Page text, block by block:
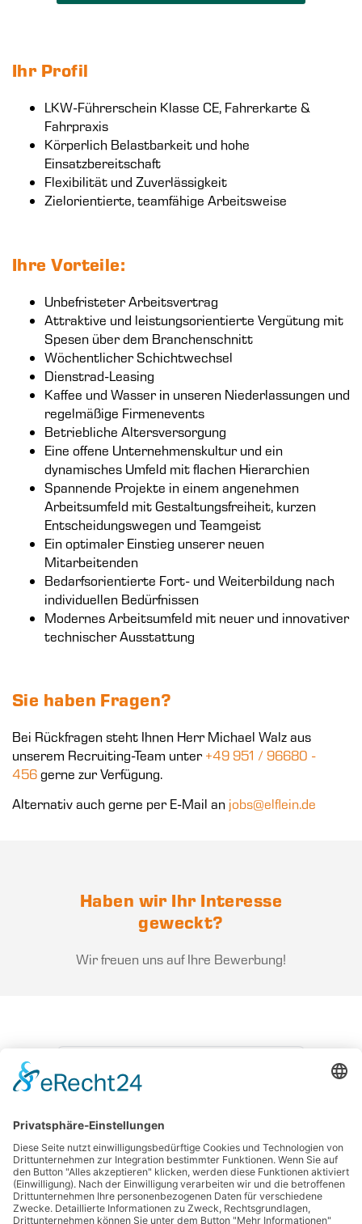
Ihr Profil
LKW-Führerschein Klasse CE, Fahrerkarte &
Fahrpraxis
Körperlich Belastbarkeit und hohe
Einsatzbereitschaft
Flexibilität und Zuverlässigkeit
Zielorientierte, teamfähige Arbeitsweise
Ihre Vorteile:
Unbefristeter Arbeitsvertrag
Attraktive und leistungsorientierte Vergütung mit
Spesen über dem Branchenschnitt
Wöchentlicher Schichtwechsel
Dienstrad-Leasing
Kaffee und Wasser in unseren Niederlassungen und
regelmäßige Firmenevents
Betriebliche Altersversorgung
Eine offene Unternehmenskultur und ein
dynamisches Umfeld mit flachen Hierarchien
Spannende Projekte in einem angenehmen
Arbeitsumfeld mit Gestaltungsfreiheit, kurzen
Entscheidungswegen und Teamgeist
Ein optimaler Einstieg unserer neuen
Mitarbeitenden
Bedarfsorientierte Fort- und Weiterbildung nach
individuellen Bedürfnissen
Modernes Arbeitsumfeld mit neuer und innovativer
technischer Ausstattung
Sie haben Fragen?
Bei Rückfragen steht Ihnen Herr Michael Walz aus
unserem Recruiting-Team unter +49 951 / 96680 -
456gerne zur Verfügung.
Alternativ auch gerne per E-Mail an jobs@elflein.de
Haben wir Ihr Interesse
geweckt?
Wir freuen uns auf Ihre Bewerbung!
BEWERBEN